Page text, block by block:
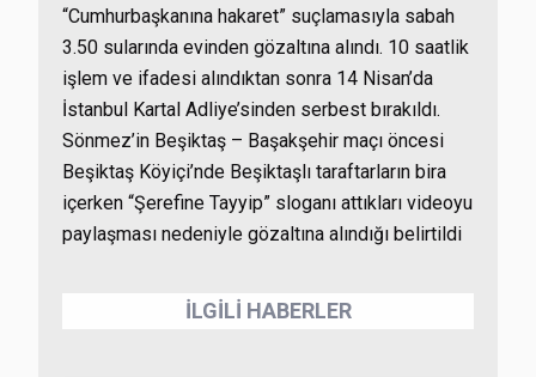
“Cumhurbaşkanına hakaret” suçlamasıyla sabah
3.50 sularında evinden gözaltına alındı. 10 saatlik
işlem ve ifadesi alındıktan sonra 14 Nisan’da
İstanbul Kartal Adliye’sinden serbest bırakıldı.
Sönmez’in Beşiktaş – Başakşehir maçı öncesi
Beşiktaş Köyiçi’nde Beşiktaşlı taraftarların bira
içerken “Şerefine Tayyip” sloganı attıkları videoyu
paylaşması nedeniyle gözaltına alındığı belirtildi
İLGİLİ HABERLER